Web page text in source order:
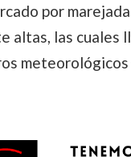
por
altas, las cuales